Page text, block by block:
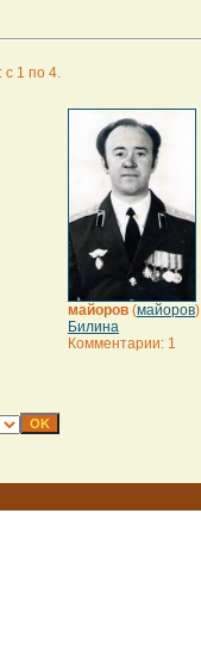
с 1 по 4.
майоров (майоров)
Билина
Комментарии: 1